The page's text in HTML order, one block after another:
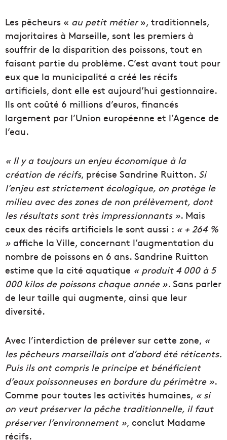
Les pêcheurs « au petit métier», traditionnels,
majoritaires à Marseille, sont les premiers à
souffrir de la disparition des poissons, tout en
faisant partie du problème. C’est avant tout pour
eux que la municipalité a créé les récifs
artificiels, dont elle est aujourd’hui gestionnaire.
Ils ont coûté 6 millions d’euros, financés
largement par l’Union européenne et l’Agence de
l’eau.
« Il y a toujours un enjeu économique à la
création de récifs, précise Sandrine Ruitton. Si
l’enjeu est strictement écologique, on protège le
milieu avec des zones de non prélèvement, dont
les résultats sont très impressionnants ». Mais
ceux des récifs artificiels le sont aussi : « + 264 %
» affiche la Ville, concernant l’augmentation du
nombre de poissons en 6 ans. Sandrine Ruitton
estime que la cité aquatique « produit 4 000 à 5
000 kilos de poissons chaque année ». Sans parler
de leur taille qui augmente, ainsi que leur
diversité.
Avec l’interdiction de prélever sur cette zone, «
les pêcheurs marseillais ont d’abord été réticents.
Puis ils ont compris le principe et bénéficient
d’eaux poissonneuses en bordure du périmètre ».
Comme pour toutes les activités humaines, « si
on veut préserver la pêche traditionnelle, il faut
préserver l’environnement », conclut Madame
récifs.